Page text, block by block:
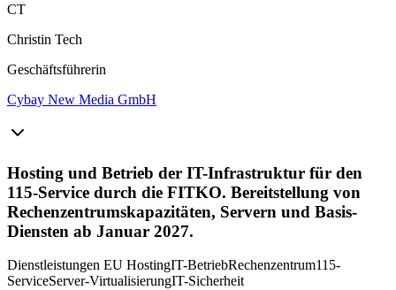
CT
Christin Tech
Geschäftsführerin
Cybay New Media GmbH
Hosting und Betrieb der IT-Infrastruktur für den
115-Service durch die FITKO. Bereitstellung von
Rechenzentrumskapazitäten, Servern und Basis-
Diensten ab Januar 2027.
Dienstleistungen EU HostingIT-BetriebRechenzentrum115-
ServiceServer-VirtualisierungIT-Sicherheit